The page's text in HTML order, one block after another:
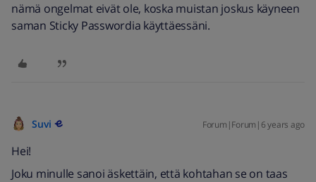
nämä ongelmat eivät ole, koska muistan joskus käyneen
saman Sticky Passwordia käyttäessäni.
Suvi Forum|Forum|6 years ago
Hei!
Joku minulle sanoi äskettäin, että kohtahan se on taas